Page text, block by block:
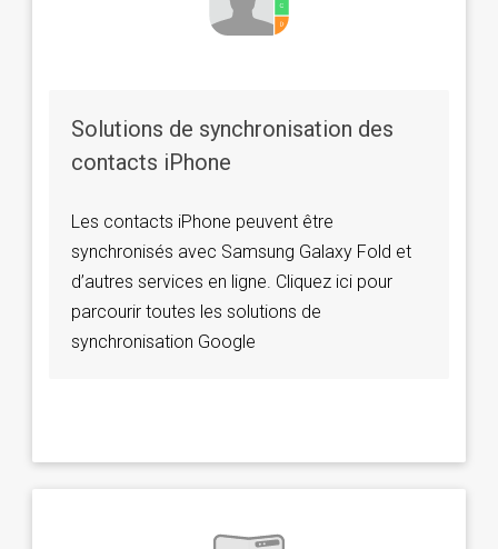
Solutions de synchronisation des
contacts iPhone
Les contacts iPhone peuvent être
synchronisés avec Samsung Galaxy Fold et
d’autres services en ligne. Cliquez ici pour
parcourir toutes les solutions de
synchronisation Google